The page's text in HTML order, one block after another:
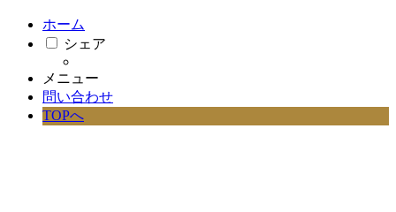
ホーム
シェア
メニュー
問い合わせ
TOPへ